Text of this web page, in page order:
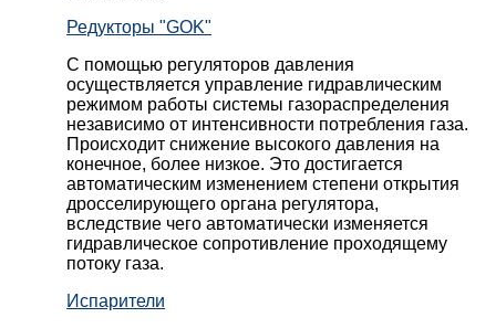
Редукторы "GOK"
С помощью регуляторов давления
осуществляется управление гидравлическим
режимом работы системы газораспределения
независимо от интенсивности потребления газа.
Происходит снижение высокого давления на
конечное, более низкое. Это достигается
автоматическим изменением степени открытия
дросселирующего органа регулятора,
вследствие чего автоматически изменяется
гидравлическое сопротивление проходящему
потоку газа.
Испарители